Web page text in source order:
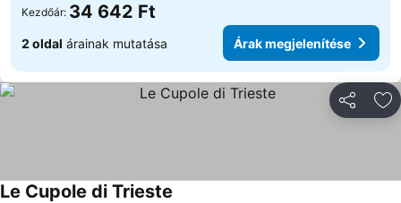
Kezdőár: 34 642 Ft
2 oldal árainak mutatása Árak megjelenítése
Le Cupole di Trieste